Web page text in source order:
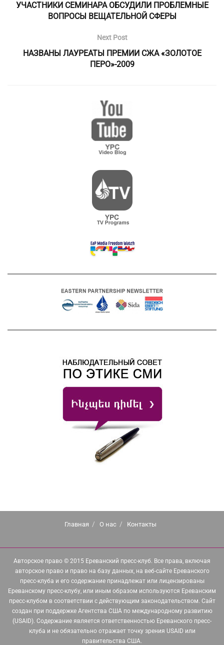
УЧАСТНИКИ СЕМИНАРА ОБСУДИЛИ ПРОБЛЕМНЫЕ
ВОПРОСЫ ВЕЩАТЕЛЬНОЙ СФЕРЫ
Next Post
НАЗВАНЫ ЛАУРЕАТЫ ПРЕМИИ СЖА «ЗОЛОТОЕ
ПЕРО»-2009
Главная О нас Контакты
Авторское право © 2015 Ереванский пресс-клуб. Все права, включая
авторское право и право на базу данных, на веб-сайте Ереванского
пресс-клуба и его содержание принадлежат или лицензированы
Ереванскому пресс-клубу, или иным образом используются Ереванским
пресс-клубом в соответствии с действующим законодательством. Сайт
создан при поддержке Агентства США по международному развитию
(USAID). Содержание является ответственностью Ереванского пресс-
клуба и не обязательно отражает точку зрения USAID или
правительства США.